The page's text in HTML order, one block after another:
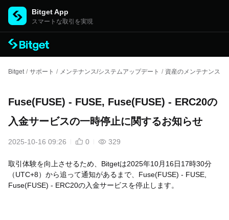
Bitget App
スマートな取引を実現
Bitget / サポート / メンテナンス/システムアップデート / 資産のメンテナンス
Fuse(FUSE) - FUSE, Fuse(FUSE) - ERC20の
入金サービスの一時停止に関するお知らせ
2025-10-16 09:26 0 329
取引体験を向上させるため、Bitgetは2025年10月16日17時30分
（UTC+8）から追って通知があるまで、Fuse(FUSE) - FUSE,
Fuse(FUSE) - ERC20の入金サービスを停止します。